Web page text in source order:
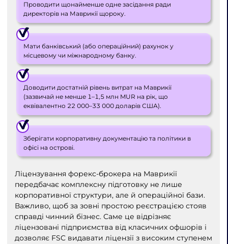
Проводити щонайменше одне засідання ради
директорів на Маврикії щороку.
Мати банківський (або операційний) рахунок у
місцевому чи міжнародному банку.
Доводити достатній рівень витрат на Маврикії
(зазвичай не менше 1–1,5 млн MUR на рік, що
еквівалентно 22 000–33 000 доларів США).
Зберігати корпоративну документацію та політики в
офісі на острові.
Ліцензування форекс-брокера на Маврикії
передбачає комплексну підготовку не лише
корпоративної структури, але й операційної бази.
Важливо, щоб за зовні простою реєстрацією стояв
справді чинний бізнес. Саме це відрізняє
ліцензовані підприємства від класичних офшорів і
дозволяє FSC видавати ліцензії з високим ступенем